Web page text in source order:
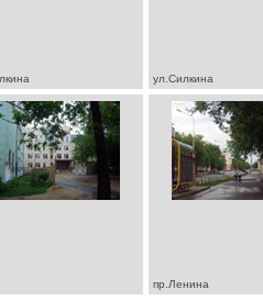
ул.Силкина
пр.Ленина